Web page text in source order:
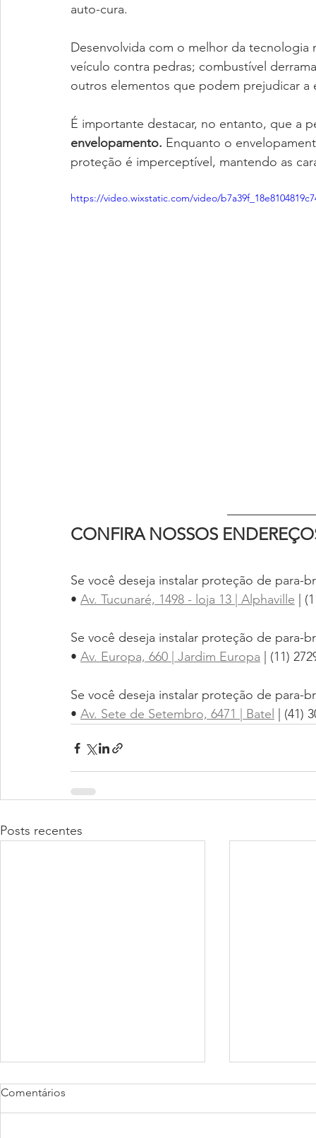
auto-cura.
Desenvolvida com o melhor da
veículo contra pedras; combustível
outros elementos que podem prejudicar a
É importante destacar, no entanto, que a
envelopamento. Enquanto o
proteção é imperceptível, mantendo as
https://video.wixstatic.com/video/
CONFIRA NOSSOS
Se você deseja instalar proteção de para-
• Av. Tucunaré, 1498 - loja 13 | Alphaville |
Se você deseja instalar proteção de para-
• Av. Europa, 660 | Jardim Europa | (11)
Se você deseja instalar proteção de para-
• Av. Sete de Setembro, 6471 | Batel | (41)
Posts recentes
Comentários